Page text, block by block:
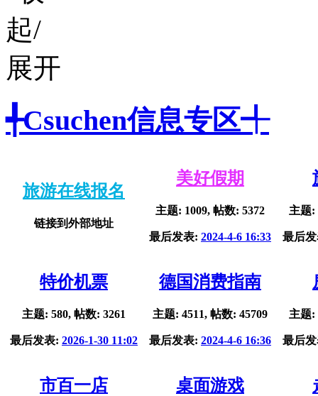
╃Csuchen信息专区╃
旅游在线报名
链接到外部地址
美好假期
主题: 1009, 帖数: 5372
最后发表: 2024-4-6 16:33
主题:
最后
特价机票
主题: 580, 帖数: 3261
最后发表: 2026-1-30 11:02
德国消费指南
主题: 4511, 帖数: 45709
最后发表: 2024-4-6 16:36
主题:
最后
市百一店 桌面游戏